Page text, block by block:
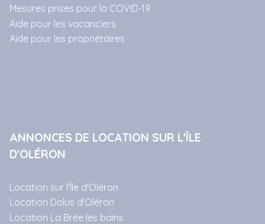
Mesures prises pour la COVID-19
Aide pour les vacanciers
Aide pour les propriétaires
ANNONCES DE LOCATION SUR L'ÎLE
D'OLÉRON
Location sur l'Île d'Oléron
Location Dolus d'Oléron
Location La Brée les bains